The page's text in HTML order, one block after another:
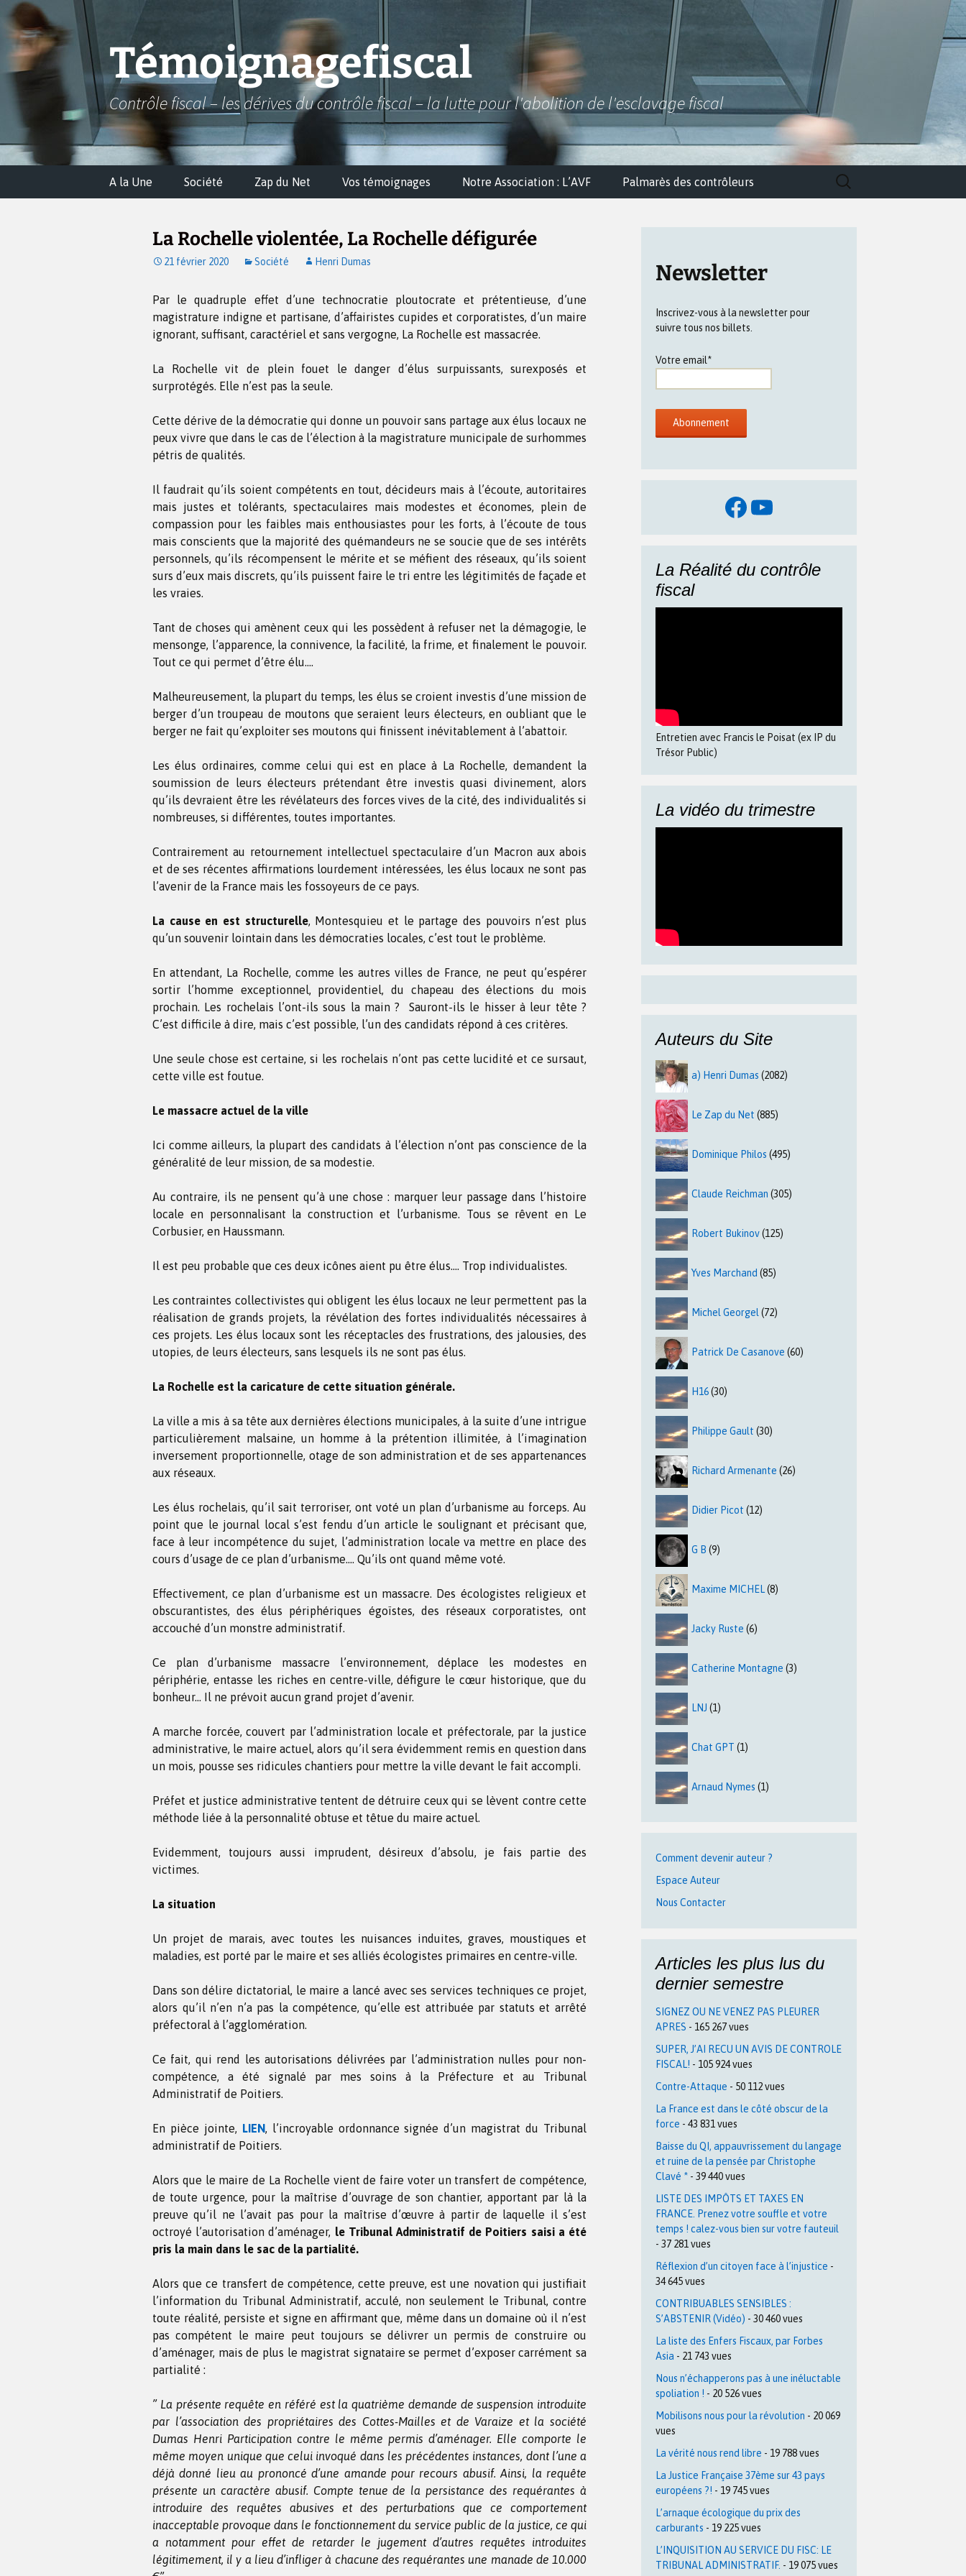
Aller
au
contenu
Témoignagefiscal
Contrôle fiscal – les dérives du contrôle fiscal – la lutte pour l'abolition de l'esclavage fiscal
A la Une Société Zap du Net Vos témoignages Notre Association : L’AVF Palmarès des contrôleurs
Rechercher :
La Rochelle violentée, La Rochelle défigurée
21 février 2020 Société Henri Dumas
Par le quadruple effet d’une technocratie ploutocrate et prétentieuse, d’une
magistrature indigne et partisane, d’affairistes cupides et corporatistes, d’un maire
ignorant, suffisant, caractériel et sans vergogne, La Rochelle est massacrée.
La Rochelle vit de plein fouet le danger d’élus surpuissants, surexposés et
surprotégés. Elle n’est pas la seule.
Cette dérive de la démocratie qui donne un pouvoir sans partage aux élus locaux ne
peux vivre que dans le cas de l’élection à la magistrature municipale de surhommes
pétris de qualités.
Il faudrait qu’ils soient compétents en tout, décideurs mais à l’écoute, autoritaires
mais justes et tolérants, spectaculaires mais modestes et économes, plein de
compassion pour les faibles mais enthousiastes pour les forts, à l’écoute de tous
mais conscients que la majorité des quémandeurs ne se soucie que de ses intérêts
personnels, qu’ils récompensent le mérite et se méfient des réseaux, qu’ils soient
surs d’eux mais discrets, qu’ils puissent faire le tri entre les légitimités de façade et
les vraies.
Tant de choses qui amènent ceux qui les possèdent à refuser net la démagogie, le
mensonge, l’apparence, la connivence, la facilité, la frime, et finalement le pouvoir.
Tout ce qui permet d’être élu….
Malheureusement, la plupart du temps, les élus se croient investis d’une mission de
berger d’un troupeau de moutons que seraient leurs électeurs, en oubliant que le
berger ne fait qu’exploiter ses moutons qui finissent inévitablement à l’abattoir.
Les élus ordinaires, comme celui qui est en place à La Rochelle, demandent la
soumission de leurs électeurs prétendant être investis quasi divinement, alors
qu’ils devraient être les révélateurs des forces vives de la cité, des individualités si
nombreuses, si différentes, toutes importantes.
Contrairement au retournement intellectuel spectaculaire d’un Macron aux abois
et de ses récentes affirmations lourdement intéressées, les élus locaux ne sont pas
l’avenir de la France mais les fossoyeurs de ce pays.
La cause en est structurelle, Montesquieu et le partage des pouvoirs n’est plus
qu’un souvenir lointain dans les démocraties locales, c’est tout le problème.
En attendant, La Rochelle, comme les autres villes de France, ne peut qu’espérer
sortir l’homme exceptionnel, providentiel, du chapeau des élections du mois
prochain. Les rochelais l’ont-ils sous la main ? Sauront-ils le hisser à leur tête ?
C’est difficile à dire, mais c’est possible, l’un des candidats répond à ces critères.
Une seule chose est certaine, si les rochelais n’ont pas cette lucidité et ce sursaut,
cette ville est foutue.
Le massacre actuel de la ville
Ici comme ailleurs, la plupart des candidats à l’élection n’ont pas conscience de la
généralité de leur mission, de sa modestie.
Au contraire, ils ne pensent qu’à une chose : marquer leur passage dans l’histoire
locale en personnalisant la construction et l’urbanisme. Tous se rêvent en Le
Corbusier, en Haussmann.
Il est peu probable que ces deux icônes aient pu être élus…. Trop individualistes.
Les contraintes collectivistes qui obligent les élus locaux ne leur permettent pas la
réalisation de grands projets, la révélation des fortes individualités nécessaires à
ces projets. Les élus locaux sont les réceptacles des frustrations, des jalousies, des
utopies, de leurs électeurs, sans lesquels ils ne sont pas élus.
La Rochelle est la caricature de cette situation générale.
La ville a mis à sa tête aux dernières élections municipales, à la suite d’une intrigue
particulièrement malsaine, un homme à la prétention illimitée, à l’imagination
inversement proportionnelle, otage de son administration et de ses appartenances
aux réseaux.
Les élus rochelais, qu’il sait terroriser, ont voté un plan d’urbanisme au forceps. Au
point que le journal local s’est fendu d’un article le soulignant et précisant que,
face à leur incompétence du sujet, l’administration locale va mettre en place des
cours d’usage de ce plan d’urbanisme…. Qu’ils ont quand même voté.
Effectivement, ce plan d’urbanisme est un massacre. Des écologistes religieux et
obscurantistes, des élus périphériques égoïstes, des réseaux corporatistes, ont
accouché d’un monstre administratif.
Ce plan d’urbanisme massacre l’environnement, déplace les modestes en
périphérie, entasse les riches en centre-ville, défigure le cœur historique, que du
bonheur… Il ne prévoit aucun grand projet d’avenir.
A marche forcée, couvert par l’administration locale et préfectorale, par la justice
administrative, le maire actuel, alors qu’il sera évidemment remis en question dans
un mois, pousse ses ridicules chantiers pour mettre la ville devant le fait accompli.
Préfet et justice administrative tentent de détruire ceux qui se lèvent contre cette
méthode liée à la personnalité obtuse et têtue du maire actuel.
Evidemment, toujours aussi imprudent, désireux d’absolu, je fais partie des
victimes.
La situation
Un projet de marais, avec toutes les nuisances induites, graves, moustiques et
maladies, est porté par le maire et ses alliés écologistes primaires en centre-ville.
Dans son délire dictatorial, le maire a lancé avec ses services techniques ce projet,
alors qu’il n’en n’a pas la compétence, qu’elle est attribuée par statuts et arrêté
préfectoral à l’agglomération.
Ce fait, qui rend les autorisations délivrées par l’administration nulles pour non-
compétence, a été signalé par mes soins à la Préfecture et au Tribunal
Administratif de Poitiers.
En pièce jointe, LIEN, l’incroyable ordonnance signée d’un magistrat du Tribunal
administratif de Poitiers.
Alors que le maire de La Rochelle vient de faire voter un transfert de compétence,
de toute urgence, pour la maîtrise d’ouvrage de son chantier, apportant par là la
preuve qu’il ne l’avait pas pour la maîtrise d’œuvre à partir de laquelle il s’est
octroyé l’autorisation d’aménager, le Tribunal Administratif de Poitiers saisi a été
pris la main dans le sac de la partialité.
Alors que ce transfert de compétence, cette preuve, est une novation qui justifiait
l’information du Tribunal Administratif, acculé, non seulement le Tribunal, contre
toute réalité, persiste et signe en affirmant que, même dans un domaine où il n’est
pas compétent le maire peut toujours se délivrer un permis de construire ou
d’aménager, mais de plus le magistrat signataire se permet d’exposer carrément sa
partialité :
” La présente requête en référé est la quatrième demande de suspension introduite
par l’association des propriétaires des Cottes-Mailles et de Varaize et la société
Dumas Henri Participation contre le même permis d’aménager. Elle comporte le
même moyen unique que celui invoqué dans les précédentes instances, dont l’une a
déjà donné lieu au prononcé d’une amande pour recours abusif. Ainsi, la requête
présente un caractère abusif. Compte tenue de la persistance des requérantes à
introduire des requêtes abusives et des perturbations que ce comportement
inacceptable provoque dans le fonctionnement du service public de la justice, ce qui
a notamment pour effet de retarder le jugement d’autres requêtes introduites
légitimement, il y a lieu d’infliger à chacune des requérantes une manade de 10.000
Newsletter
Inscrivez-vous à la newsletter pour
suivre tous nos billets.
Votre email*
Facebook
YouTube
La Réalité du contrôle
fiscal
Entretien avec Francis le Poisat (ex IP du
Trésor Public)
La vidéo du trimestre
Auteurs du Site
a) Henri Dumas (2082)
Le Zap du Net (885)
Dominique Philos (495)
Claude Reichman (305)
Robert Bukinov(125)
Yves Marchand (85)
Michel Georgel (72)
Patrick De Casanove (60)
H16(30)
Philippe Gault (30)
Richard Armenante (26)
Didier Picot (12)
G B (9)
Maxime MICHEL(8)
Jacky Ruste (6)
Catherine Montagne (3)
LNJ (1)
Chat GPT (1)
Arnaud Nymes (1)
Comment devenir auteur ?
Espace Auteur
Nous Contacter
Articles les plus lus du
dernier semestre
SIGNEZ OU NE VENEZ PAS PLEURER
APRES - 165 267 vues
SUPER, J’AI RECU UN AVIS DE CONTROLE
FISCAL! - 105 924 vues
Contre-Attaque - 50 112 vues
La France est dans le côté obscur de la
force - 43 831 vues
Baisse du QI, appauvrissement du langage
et ruine de la pensée par Christophe
Clavé * - 39 440 vues
LISTE DES IMPÔTS ET TAXES EN
FRANCE. Prenez votre souffle et votre
temps ! calez-vous bien sur votre fauteuil
- 37 281 vues
Réflexion d’un citoyen face à l’injustice -
34 645 vues
CONTRIBUABLES SENSIBLES :
S’ABSTENIR (Vidéo) - 30 460 vues
La liste des Enfers Fiscaux, par Forbes
Asia - 21 743 vues
Nous n’échapperons pas à une inéluctable
spoliation ! - 20 526 vues
Mobilisons nous pour la révolution - 20 069
vues
La vérité nous rend libre - 19 788 vues
La Justice Française 37ème sur 43 pays
européens ?! - 19 745 vues
L’arnaque écologique du prix des
carburants - 19 225 vues
L’INQUISITION AU SERVICE DU FISC: LE
TRIBUNAL ADMINISTRATIF. - 19 075 vues